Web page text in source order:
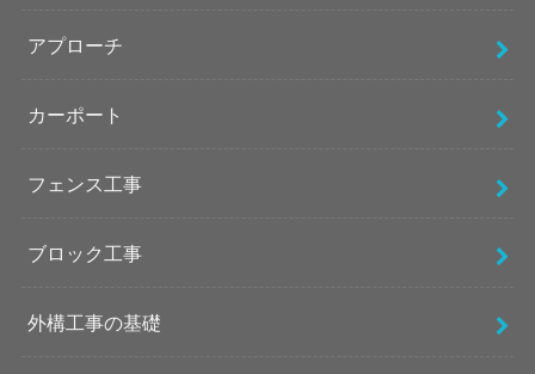
アプローチ
カーポート
フェンス工事
ブロック工事
外構工事の基礎